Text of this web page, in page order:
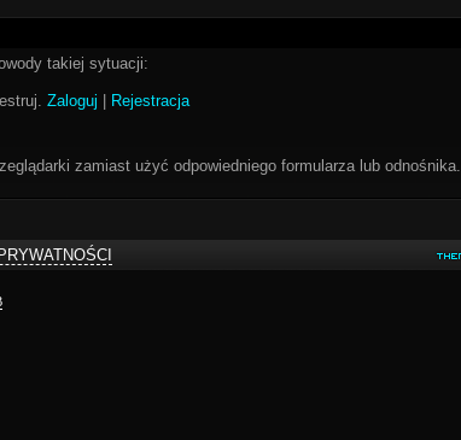
takiej sytuacji:
Zaloguj
Rejestracja
zamiast użyć odpowiedniego formularza lub odnośnika.